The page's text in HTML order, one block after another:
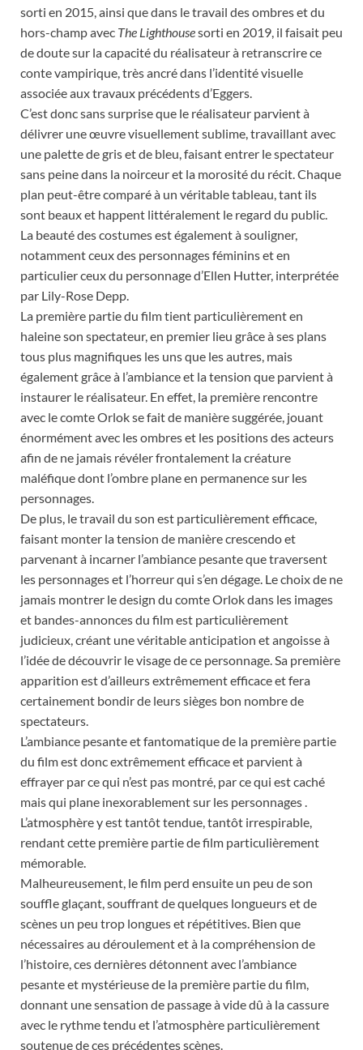
sorti en 2015, ainsi que dans le travail des ombres et du
hors-champ avec The Lighthousesorti en 2019, il faisait peu
de doute sur la capacité du réalisateur à retranscrire ce
conte vampirique, très ancré dans l’identité visuelle
associée aux travaux précédents d’Eggers.
C’est donc sans surprise que le réalisateur parvient à
délivrer une œuvre visuellement sublime, travaillant avec
une palette de gris et de bleu, faisant entrer le spectateur
sans peine dans la noirceur et la morosité du récit. Chaque
plan peut-être comparé à un véritable tableau, tant ils
sont beaux et happent littéralement le regard du public.
La beauté des costumes est également à souligner,
notamment ceux des personnages féminins et en
particulier ceux du personnage d’Ellen Hutter, interprétée
par Lily-Rose Depp.
La première partie du film tient particulièrement en
haleine son spectateur, en premier lieu grâce à ses plans
tous plus magnifiques les uns que les autres, mais
également grâce à l’ambiance et la tension que parvient à
instaurer le réalisateur. En effet, la première rencontre
avec le comte Orlok se fait de manière suggérée, jouant
énormément avec les ombres et les positions des acteurs
afin de ne jamais révéler frontalement la créature
maléfique dont l’ombre plane en permanence sur les
personnages.
De plus, le travail du son est particulièrement efficace,
faisant monter la tension de manière crescendo et
parvenant à incarner l’ambiance pesante que traversent
les personnages et l’horreur qui s’en dégage. Le choix de ne
jamais montrer le design du comte Orlok dans les images
et bandes-annonces du film est particulièrement
judicieux, créant une véritable anticipation et angoisse à
l’idée de découvrir le visage de ce personnage. Sa première
apparition est d’ailleurs extrêmement efficace et fera
certainement bondir de leurs sièges bon nombre de
spectateurs.
L’ambiance pesante et fantomatique de la première partie
du film est donc extrêmement efficace et parvient à
effrayer par ce qui n’est pas montré, par ce qui est caché
mais qui plane inexorablement sur les personnages .
L’atmosphère y est tantôt tendue, tantôt irrespirable,
rendant cette première partie de film particulièrement
mémorable.
Malheureusement, le film perd ensuite un peu de son
souffle glaçant, souffrant de quelques longueurs et de
scènes un peu trop longues et répétitives. Bien que
nécessaires au déroulement et à la compréhension de
l’histoire, ces dernières détonnent avec l’ambiance
pesante et mystérieuse de la première partie du film,
donnant une sensation de passage à vide dû à la cassure
avec le rythme tendu et l’atmosphère particulièrement
soutenue de ces précédentes scènes.